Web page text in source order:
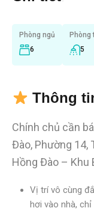
Phòng ngủ
6
Phòng
5
Thông
Chính chủ cần
Đào, Phường 14,
Hồng Đào – Khu
Vị trí vô cùng
hơi vào nhà,